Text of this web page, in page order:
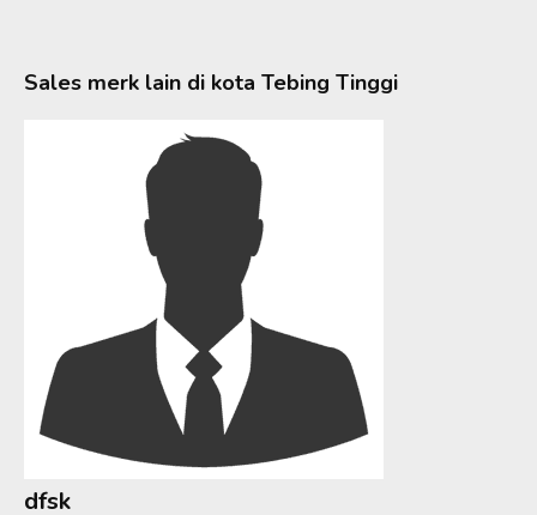
Sales merk lain di kota Tebing Tinggi
dfsk